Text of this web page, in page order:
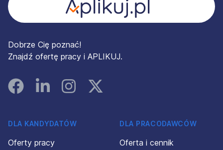
Dobrze Cię poznać!
Znajdź ofertę pracy i APLIKUJ.
FacebookLinked InInstagramInstagram
DLA KANDYDATÓW
Oferty pracy
DLA PRACODAWCÓW
Oferta i cennik